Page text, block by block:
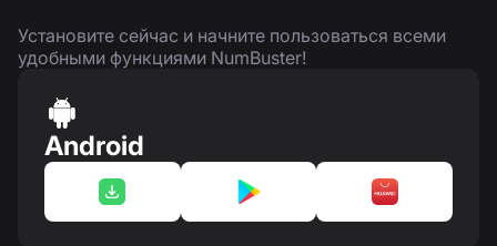
Установите сейчас и начните пользоваться всеми
удобными функциями NumBuster!
Android